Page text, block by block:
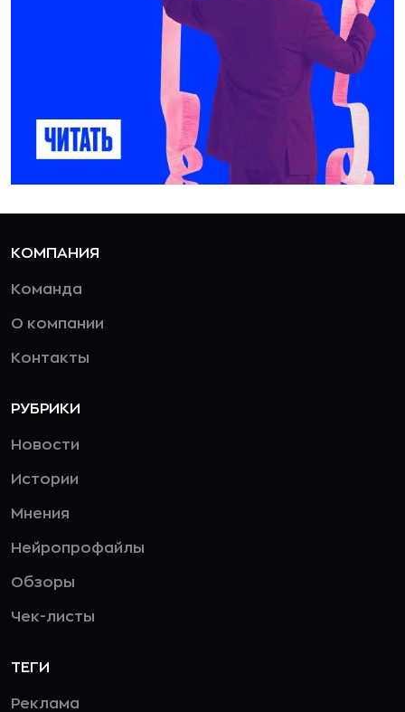
КОМПАНИЯ
Команда
О компании
Контакты
РУБРИКИ
Новости
Истории
Мнения
Нейропрофайлы
Обзоры
Чек-листы
ТЕГИ
Реклама